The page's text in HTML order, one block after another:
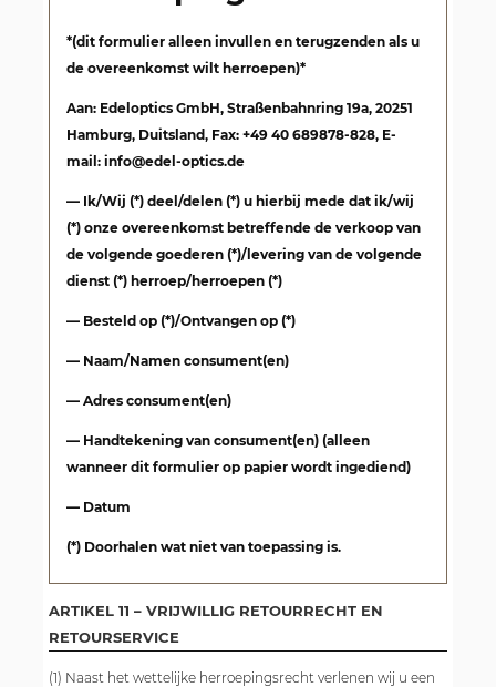
*(dit formulier alleen invullen en terugzenden als u
de overeenkomst wilt herroepen)*
Aan: Edeloptics GmbH, Straßenbahnring 19a, 20251
Hamburg, Duitsland, Fax: +49 40 689878-828, E-
mail: info@edel-optics.de
— Ik/Wij (*) deel/delen (*) u hierbij mede dat ik/wij
(*) onze overeenkomst betreffende de verkoop van
de volgende goederen (*)/levering van de volgende
dienst (*) herroep/herroepen (*)
— Besteld op (*)/Ontvangen op (*)
— Naam/Namen consument(en)
— Adres consument(en)
— Handtekening van consument(en) (alleen
wanneer dit formulier op papier wordt ingediend)
— Datum
(*) Doorhalen wat niet van toepassing is.
ARTIKEL 11 – VRIJWILLIG RETOURRECHT EN
RETOURSERVICE
(1) Naast het wettelijke herroepingsrecht verlenen wij u een